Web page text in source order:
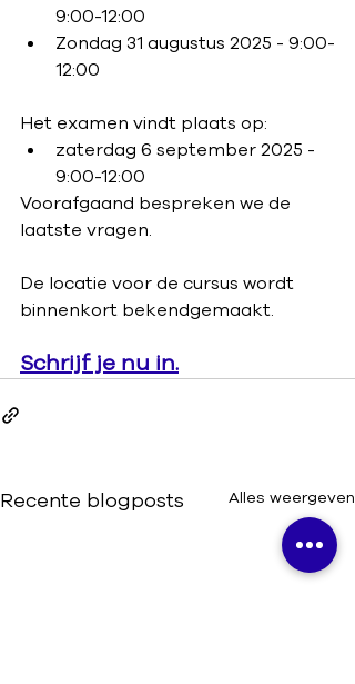
9:00-12:00
Zondag 31 augustus 2025 - 9:00-
12:00
Het examen vindt plaats op:
zaterdag 6 september 2025 -
9:00-12:00
Voorafgaand bespreken we de
laatste vragen.
De locatie voor de cursus wordt
binnenkort bekendgemaakt.
Schrijf je nu in.
Recente blogposts Alles weergeven